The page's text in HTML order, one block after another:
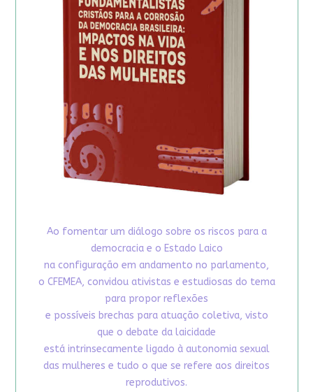
Ao fomentar um diálogo sobre os riscos para a
democracia e o Estado Laico
na configuração em andamento no parlamento,
o CFEMEA, convidou ativistas e estudiosas do tema
para propor reflexões
e possíveis brechas para atuação coletiva, visto
que o debate da laicidade
está intrinsecamente ligado à autonomia sexual
das mulheres e tudo o que se refere aos direitos
reprodutivos.